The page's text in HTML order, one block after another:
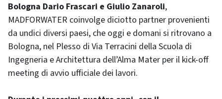
Bologna Dario Frascari e Giulio Zanaroli,
MADFORWATER coinvolge diciotto partner provenienti
da undici diversi paesi, che oggi e domani si ritrovano a
Bologna, nel Plesso di Via Terracini della Scuola di
Ingegneria e Architettura dell’Alma Mater per il kick-off
meeting di avvio ufficiale dei lavori.